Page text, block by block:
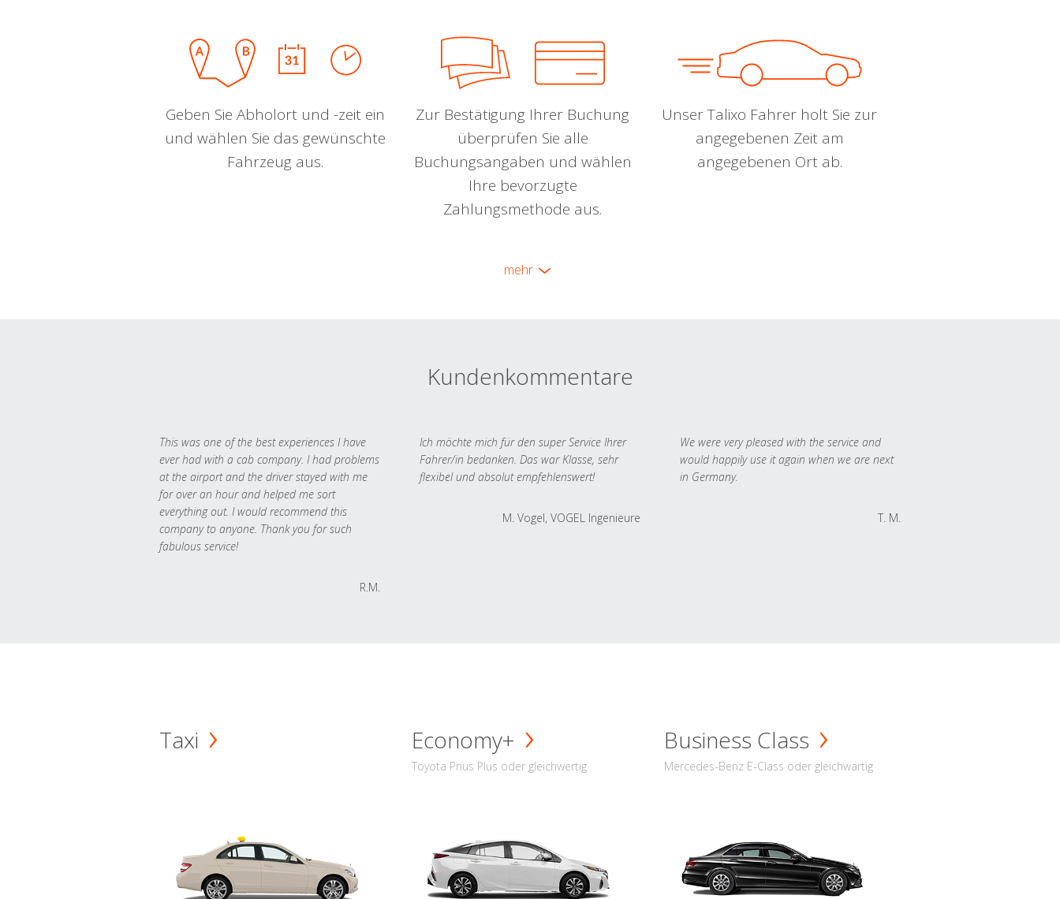
Geben Sie Abholort und -zeit ein
und wählen Sie das gewünschte
Fahrzeug aus.
Zur Bestätigung Ihrer Buchung
überprüfen Sie alle
Buchungsangaben und wählen
Ihre bevorzugte
Zahlungsmethode aus.
Unser Talixo Fahrer holt Sie zur
angegebenen Zeit am
angegebenen Ort ab.
mehr
Kundenkommentare
This was one of the best experiences I have
ever had with a cab company. I had problems
at the airport and the driver stayed with me
for over an hour and helped me sort
everything out. I would recommend this
company to anyone. Thank you for such
fabulous service!
R.M.
Ich möchte mich für den super Service Ihrer
Fahrer/in bedanken. Das war Klasse, sehr
flexibel und absolut empfehlenswert!
M. Vogel, VOGEL Ingenieure
We were very pleased with the service and
would happily use it again when we are next
in Germany.
T. M.
Taxi Economy+
Toyota Prius Plus oder gleichwertig
Business Class
Mercedes-Benz E-Class oder gleichwärtig